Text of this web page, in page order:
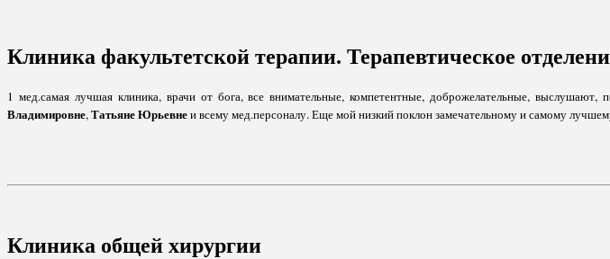
Клиника факультетской терапии. Терапевтическое
1 мед.самая лучшая клиника, врачи от бога, все внимательные, компетентные, доброжелательные,
Владимировне, Татьяне Юрьевнеи всему мед.персоналу. Еще мой низкий поклон замечательному и самому
Клиника общей хирургии